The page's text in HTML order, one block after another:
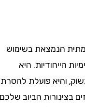
הנמצאת בשימוש
היא
פועלת להסרת
הביוב שלכם.